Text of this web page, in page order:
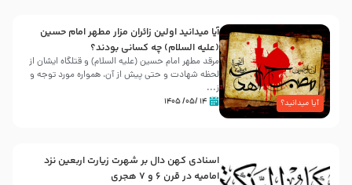
آیا میدانید؟
آیا میدانید اولین زائران مزار مطهر امام حسین
(علیه السلام) چه کسانی بودند؟
مرقد مطهر امام حسین (علیه السلام) و قتلگاه ایشان از
لحظه شهادت و حتی پیش از آن، همواره مورد توجه و
ز...
۱۴ /۰۵/ ۱۴۰۵
اسنادی کهن دال بر شهرت زیارت اربعین نزد
امامیه در قرن ۶ و ۷ هجری